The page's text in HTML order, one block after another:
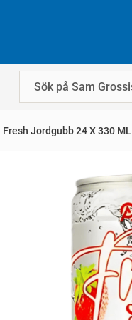
Fresh Jordgubb 24 X 330 ML